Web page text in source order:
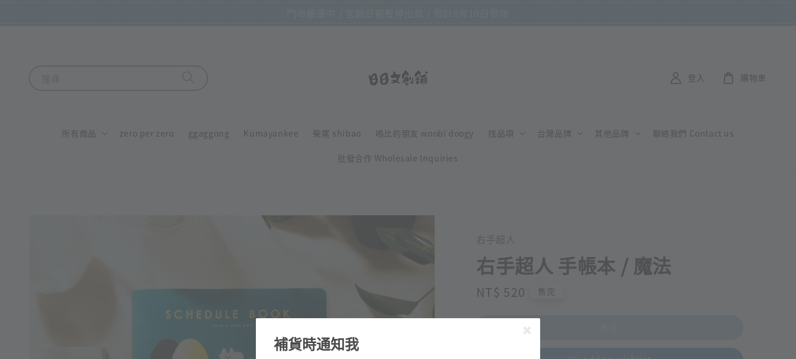
所有商品 zero per zero ggaggong Kumayankee 柴尾 shibao 嗚比的朋友 woobi doogy 找品項 台灣品牌 其他品牌 聯絡我們 Contact us
批發合作 Wholesale Inquiries
登入 購物車
右手超人 手帳本 / 魔法
Regular
NT$ 520 售完
補貨時通知我